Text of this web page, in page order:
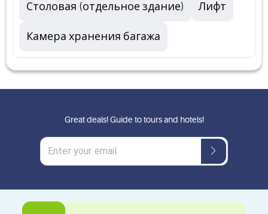
Столовая (отдельное здание) Лифт
Камера хранения багажа
Great deals! Guide to tours and hotels!